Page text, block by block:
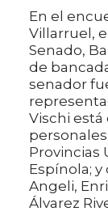
En el
Villarruel,
Senado,
de
senador
Vischi
Provincias
Espínola;
Angeli,
Álvarez